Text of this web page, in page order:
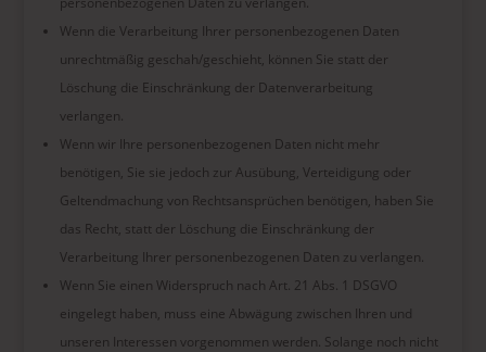
Wenn die Verarbeitung Ihrer personenbezogenen Daten
unrechtmäßig geschah/geschieht, können Sie statt der
Löschung die Einschränkung der Datenverarbeitung
verlangen.
Wenn wir Ihre personenbezogenen Daten nicht mehr
benötigen, Sie sie jedoch zur Ausübung, Verteidigung oder
Geltendmachung von Rechtsansprüchen benötigen, haben Sie
das Recht, statt der Löschung die Einschränkung der
Verarbeitung Ihrer personenbezogenen Daten zu verlangen.
Wenn Sie einen Widerspruch nach Art. 21 Abs. 1 DSGVO
eingelegt haben, muss eine Abwägung zwischen Ihren und
unseren Interessen vorgenommen werden. Solange noch nicht